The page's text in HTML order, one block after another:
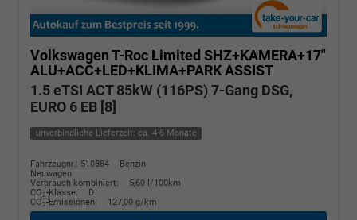
Volkswagen T-Roc Limited SHZ+KAMERA+17"
ALU+ACC+LED+KLIMA+PARK ASSIST
1.5 eTSI ACT 85kW (116PS) 7-Gang DSG,
EURO 6 EB [8]
unverbindliche Lieferzeit: ca. 4-6 Monate
Fahrzeugnr.: 510884
Benzin
Neuwagen
Verbrauch kombiniert:
5,60 l/100km
CO2-Klasse:
D
CO2-Emissionen: 127,00 g/km